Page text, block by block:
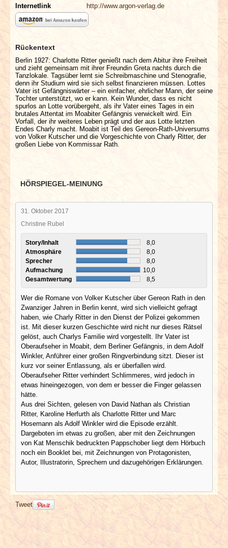
Internetlink
http://www.argon-verlag.de
Rückentext
Berlin 1927: Charlotte Ritter genießt nach dem Abitur ihre Freiheit
und zieht gemeinsam mit ihrer Freundin Greta nachts durch die
Tanzlokale. Tagsüber lernt sie Schreibmaschine und Stenografie,
denn ihr Studium wird sie sich selbst finanzieren müssen. Lottes
Vater ist Gefängniswärter – ein einfacher, ehrlicher Mann, der seine
Tochter unterstützt, wo er kann. Kein Wunder, dass es nicht
spurlos an Lotte vorübergeht, als ihr Vater eines Tages in ein
brutales Attentat im Moabiter Gefängnis verwickelt wird. Ein
Vorfall, der ihr weiteres Leben prägt und der aus Lotte letzten
Endes Charly macht. Moabit ist Teil des Gereon-Rath-Universums
von Volker Kutscher und die Vorgeschichte von Charly Ritter, der
großen Liebe von Kommissar Rath.
HÖRSPIEGEL-MEINUNG
31. Oktober 2017
Christine Rubel
Story/Inhalt
8,0
Atmosphäre
8,0
Sprecher
8,0
Aufmachung
10,0
Gesamtwertung
8,5
Wer die Romane von Volker Kutscher über Gereon Rath in den
Zwanziger Jahren in Berlin kennt, wird sich vielleicht gefragt
haben, wie Charly Ritter in den Dienst der Polizei gekommen
ist. Mit dieser kurzen Geschichte wird nicht nur dieses Rätsel
gelöst, auch Charlys Familie wird vorgestellt. Ihr Vater ist
Oberaufseher in Moabit, dem Berliner Gefängnis, in dem Adolf
Winkler, Anführer einer großen Ringverbindung sitzt. Dieser ist
kurz vor seiner Entlassung, als er überfallen wird.
Oberaufseher Ritter verhindert Schlimmeres, wird jedoch in
etwas hineingezogen, von dem er besser die Finger gelassen
hätte.
Aus drei Sichten, gelesen von David Nathan als Christian
Ritter, Karoline Herfurth als Charlotte Ritter und Marc
Hosemann als Adolf Winkler wird die Episode erzählt.
Dargeboten im etwas zu großen, aber mit den Zeichnungen
von Kat Menschik bedruckten Pappschober liegt dem Hörbuch
noch ein Booklet bei, mit Zeichnungen von Protagonisten,
Autor, Illustratorin, Sprechern und dazugehörigen Erklärungen.
Tweet